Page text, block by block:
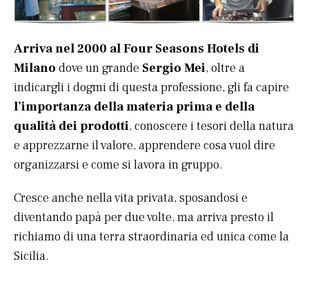
Arriva nel 2000 al Four Seasons Hotels di
Milano dove un grande Sergio Mei, oltre a
indicargli i dogmi di questa professione, gli fa capire
l’importanza della materia prima e della
qualità dei prodotti, conoscere i tesori della natura
e apprezzarne il valore, apprendere cosa vuol dire
organizzarsi e come si lavora in gruppo.
Cresce anche nella vita privata, sposandosi e
diventando papà per due volte, ma arriva presto il
richiamo di una terra straordinaria ed unica come la
Sicilia.